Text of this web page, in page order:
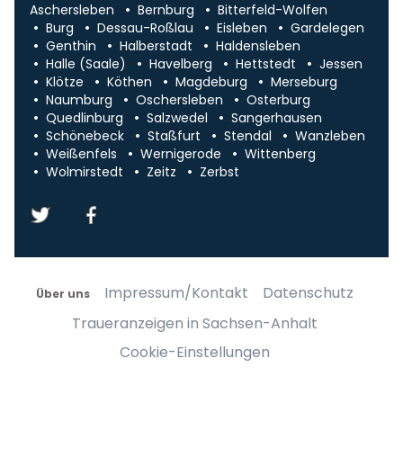
Aschersleben Bernburg
Bitterfeld-Wolfen
Burg
Dessau-Roßlau Eisleben
Gardelegen
Genthin
Halberstadt
Haldensleben
Halle (Saale)
Havelberg Hettstedt
Jessen
Klötze
Köthen Magdeburg
Merseburg
Naumburg
Oschersleben
Osterburg
Quedlinburg
Salzwedel
Sangerhausen
Schönebeck
Staßfurt Stendal
Wanzleben
Weißenfels
Wernigerode
Wittenberg
Wolmirstedt
Zeitz Zerbst
Über uns Impressum/Kontakt
Datenschutz
Traueranzeigen in Sachsen-Anhalt
Cookie-Einstellungen